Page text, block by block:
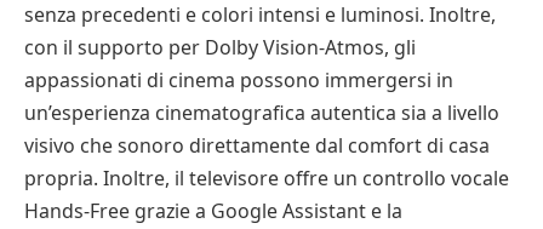
senza precedenti e colori intensi e luminosi. Inoltre,
con il supporto per Dolby Vision-Atmos, gli
appassionati di cinema possono immergersi in
un’esperienza cinematografica autentica sia a livello
visivo che sonoro direttamente dal comfort di casa
propria. Inoltre, il televisore offre un controllo vocale
Hands-Free grazie a Google Assistant e la